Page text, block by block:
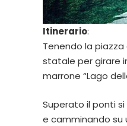
Itinerario:
Tenendo la
statale per girare
marrone “Lago
Superato il ponti
e camminando su